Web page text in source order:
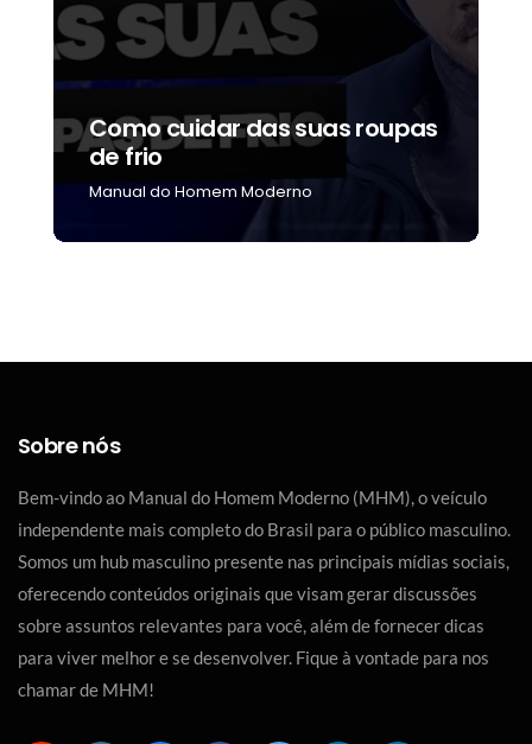
Como cuidar das suas roupas
de frio
Manual do Homem Moderno
Sobre nós
Bem-vindo ao Manual do Homem Moderno (MHM), o veículo
independente mais completo do Brasil para o público masculino.
Somos um hub masculino presente nas principais mídias sociais,
oferecendo conteúdos originais que visam gerar discussões
sobre assuntos relevantes para você, além de fornecer dicas
para viver melhor e se desenvolver. Fique à vontade para nos
chamar de MHM!